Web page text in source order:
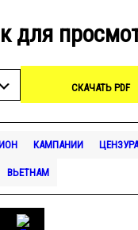
для
СКАЧАТЬ PDF
КАМПАНИИ
ВЬЕТНАМ